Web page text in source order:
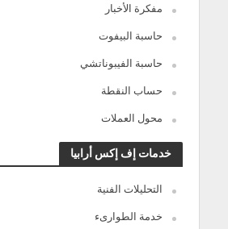
مفكرة الأخبار
حاسبة البيفوت
حاسبة الفيبوناتشي
حساب النقطة
محول العملات
خدمات إف إكس أرابيا
التحليلات الفنية
خدمة الطوارىء